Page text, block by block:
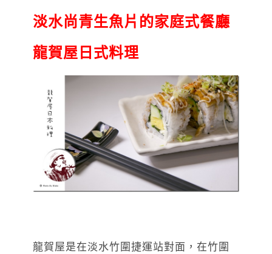
淡水尚青生魚片的家庭式餐廳
龍賀屋日式料理
龍賀屋是在淡水竹圍捷運站對面，在竹圍